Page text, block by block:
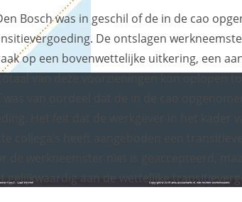
Bosch was in geschil of de in de cao
De ontslagen
op een bovenwettelijke uitkering, een
van deze voorzieningen kon oplopen
aan de wettelijke